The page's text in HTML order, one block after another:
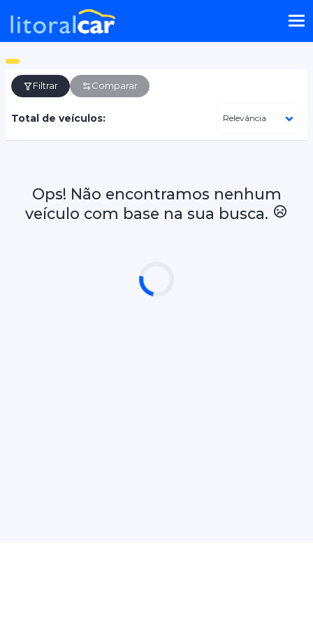
Filtrar Comparar
Total de veículos:
Ops! Não encontramos nenhum
veículo com base na sua busca.